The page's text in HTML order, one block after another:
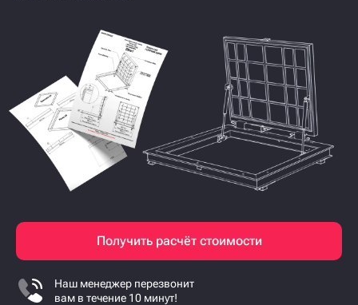
Получить расчёт стоимости
Наш менеджер перезвонит
вам в течение 10 минут!